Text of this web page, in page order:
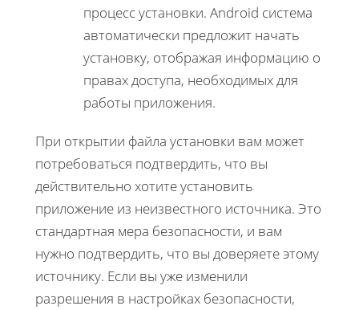
процесс установки. Android система
автоматически предложит начать
установку, отображая информацию о
правах доступа, необходимых для
работы приложения.
При открытии файла установки вам может
потребоваться подтвердить, что вы
действительно хотите установить
приложение из неизвестного источника. Это
стандартная мера безопасности, и вам
нужно подтвердить, что вы доверяете этому
источнику. Если вы уже изменили
разрешения в настройках безопасности,